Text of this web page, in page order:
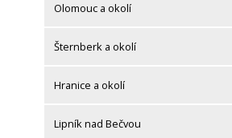
Olomouc a okolí
Šternberk a okolí
Hranice a okolí
Lipník nad Bečvou